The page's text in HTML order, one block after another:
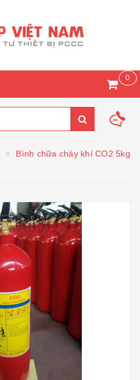
0
Bình chữa cháy khí CO2 5kg